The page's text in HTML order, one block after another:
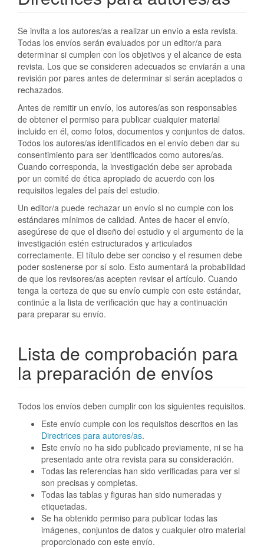
Se invita a los autores/as a realizar un envío a esta revista.
Todas los envíos serán evaluados por un editor/a para
determinar si cumplen con los objetivos y el alcance de esta
revista. Los que se consideren adecuados se enviarán a una
revisión por pares antes de determinar si serán aceptados o
rechazados.
Antes de remitir un envío, los autores/as son responsables
de obtener el permiso para publicar cualquier material
incluido en él, como fotos, documentos y conjuntos de datos.
Todos los autores/as identificados en el envío deben dar su
consentimiento para ser identificados como autores/as.
Cuando corresponda, la investigación debe ser aprobada
por un comité de ética apropiado de acuerdo con los
requisitos legales del país del estudio.
Un editor/a puede rechazar un envío si no cumple con los
estándares mínimos de calidad. Antes de hacer el envío,
asegúrese de que el diseño del estudio y el argumento de la
investigación estén estructurados y articulados
correctamente. El título debe ser conciso y el resumen debe
poder sostenerse por sí solo. Esto aumentará la probabilidad
de que los revisores/as acepten revisar el artículo. Cuando
tenga la certeza de que su envío cumple con este estándar,
continúe a la lista de verificación que hay a continuación
para preparar su envío.
Lista de comprobación para
la preparación de envíos
Todos los envíos deben cumplir con los siguientes requisitos.
Este envío cumple con los requisitos descritos en las
Directrices para autores/as.
Este envío no ha sido publicado previamente, ni se ha
presentado ante otra revista para su consideración.
Todas las referencias han sido verificadas para ver si
son precisas y completas.
Todas las tablas y figuras han sido numeradas y
etiquetadas.
Se ha obtenido permiso para publicar todas las
imágenes, conjuntos de datos y cualquier otro material
proporcionado con este envío.